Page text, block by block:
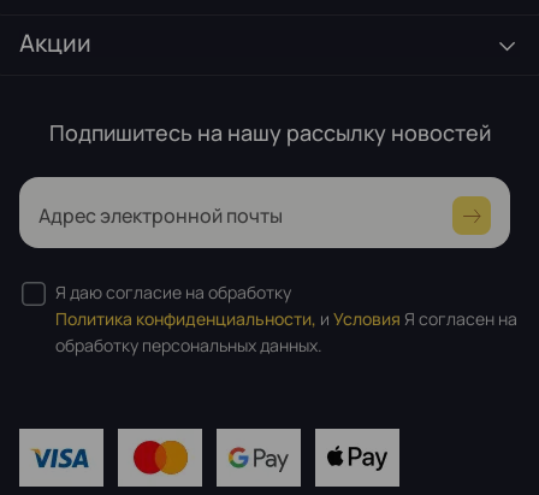
Акции
Подпишитесь на нашу рассылку новостей
Адрес электронной почты
Я даю согласие на обработку
Политика конфиденциальности, и Условия Я согласен на
обработку персональных данных.